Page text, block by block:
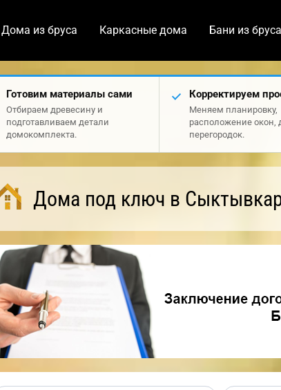
Дома из бруса Каркасные дома Бани из бруса
Готовим материалы сами
Отбираем древесину и
подготавливаем детали
домокомплекта.
Корректируем
Меняем планировку,
расположение окон,
перегородок.
Дома под ключ в